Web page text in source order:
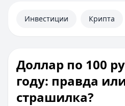
Инвестиции Крипта
Доллар по 100
году: правда
страшилка?